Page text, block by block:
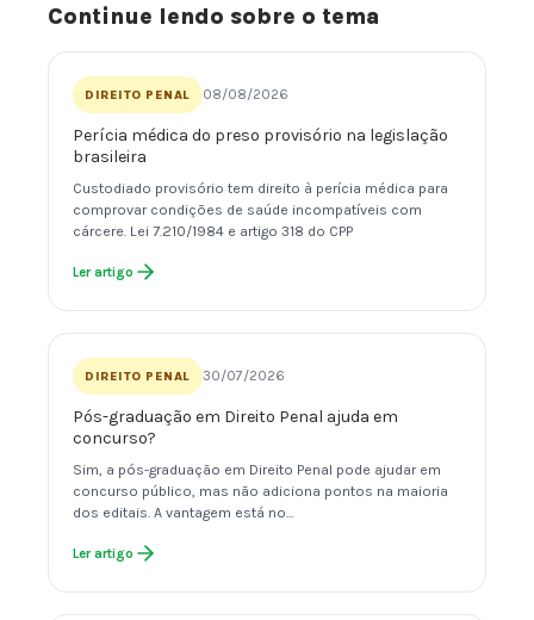
Continue lendo sobre o tema
DIREITO PENAL 08/08/2026
Perícia médica do preso provisório na legislação
brasileira
Custodiado provisório tem direito à perícia médica para
comprovar condições de saúde incompatíveis com
cárcere. Lei 7.210/1984 e artigo 318 do CPP
Ler artigo
DIREITO PENAL 30/07/2026
Pós-graduação em Direito Penal ajuda em
concurso?
Sim, a pós-graduação em Direito Penal pode ajudar em
concurso público, mas não adiciona pontos na maioria
dos editais. A vantagem está no…
Ler artigo